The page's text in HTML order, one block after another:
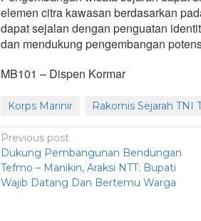
elemen citra kawasan berdasarkan
dapat sejalan dengan penguatan
dan mendukung pengembangan
MB101 – Dispen Kormar
Korps Marinir Rakornis Sejarah TNI
Previous post
Dukung Pembangunan Bendungan
Tefmo – Manikin, Araksi NTT: Bupati
Wajib Datang Dan Bertemu Warga